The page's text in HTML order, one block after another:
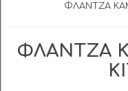
ΦΛΑΝΤΖΑ
ΦΛΑΝΤΖΑ